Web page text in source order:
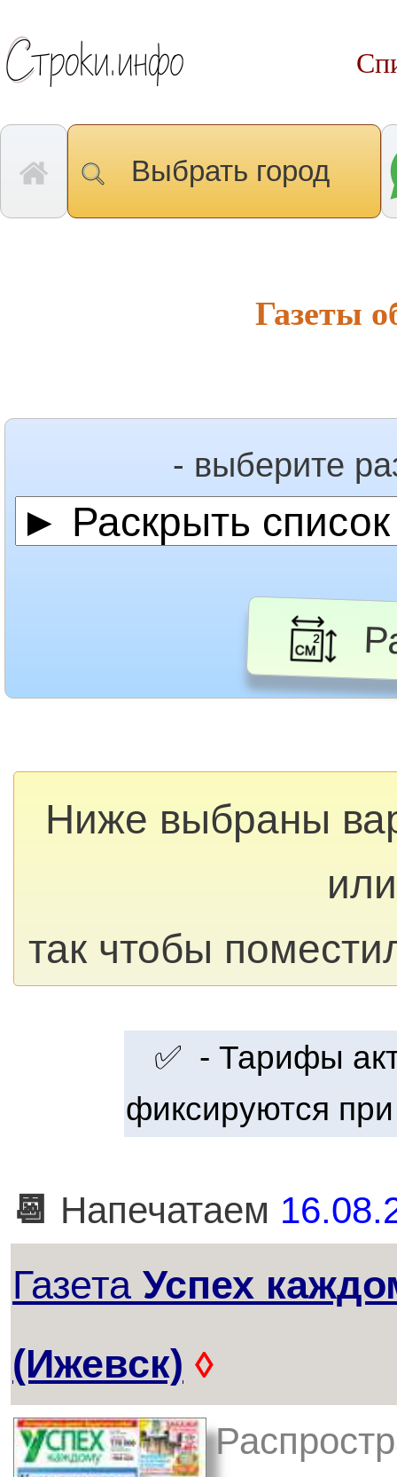
Выбрать город
Газеты
- выберите
Ниже выбраны
так чтобы
✅ - Тарифы
фиксируются
📆 Напечатаем
Газета Успех
(Ижевск) ◊